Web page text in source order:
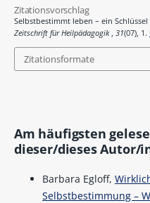
Zitationsvorschlag
Selbstbestimmt leben – ein
Zeitschrift für Heilpädagogik , 31(07), 1.
Zitationsformate
Am häufigsten
dieser/dieses Autor/
Barbara Egloff,
Selbstbestimmung –